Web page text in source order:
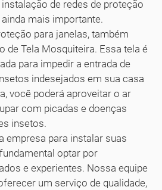
de redes de proteção
mais importante.
para janelas, também
de Tela Mosquiteira. Essa tela é
para impedir a entrada de
indesejados em sua casa
você poderá aproveitar o ar
com picadas e doenças
insetos.
empresa para instalar suas
optar por
e experientes. Nossa equipe
um serviço de qualidade,